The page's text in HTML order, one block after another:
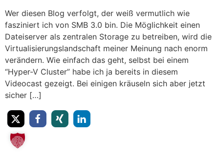
Wer diesen Blog verfolgt, der weiß vermutlich wie
fasziniert ich von SMB 3.0 bin. Die Möglichkeit einen
Dateiserver als zentralen Storage zu betreiben, wird die
Virtualisierungslandschaft meiner Meinung nach enorm
verändern. Wie einfach das geht, selbst bei einem
“Hyper-V Cluster” habe ich ja bereits in diesem
Videocast gezeigt. Bei einigen kräuseln sich aber jetzt
sicher […]